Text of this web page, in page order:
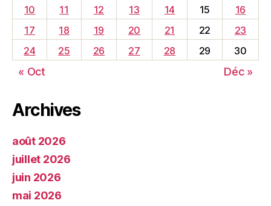
10
11 12 13 14 15
16
17
18 19 20 21 22
23
24
25 26 27 28 29 30
« Oct Déc »
Archives
août 2026
juillet 2026
juin 2026
mai 2026